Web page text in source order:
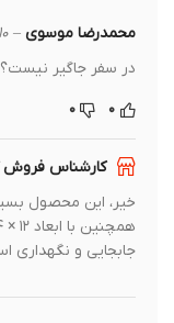
محمدرضا موسوی– ۱۰ مرداد ۱۴۰۵
در سفر جاگیر نیست؟
کارشناس فروش کی ام
جابجایی و نگهداری است.